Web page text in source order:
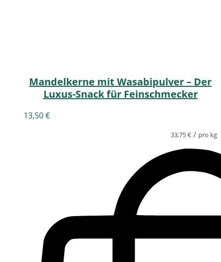
Mandelkerne mit Wasabipulver – Der
Luxus-Snack für Feinschmecker
13,50€
33,75€ / pro kg